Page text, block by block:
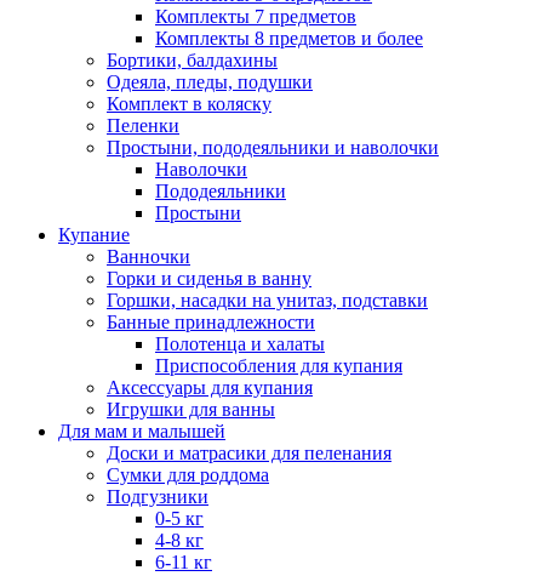
Комплекты 7 предметов
Комплекты 8 предметов и более
Бортики, балдахины
Одеяла, пледы, подушки
Комплект в коляску
Пеленки
Простыни, пододеяльники и наволочки
Наволочки
Пододеяльники
Простыни
Купание
Ванночки
Горки и сиденья в ванну
Горшки, насадки на унитаз, подставки
Банные принадлежности
Полотенца и халаты
Приспособления для купания
Аксессуары для купания
Игрушки для ванны
Для мам и малышей
Доски и матрасики для пеленания
Сумки для роддома
Подгузники
0-5 кг
4-8 кг
6-11 кг